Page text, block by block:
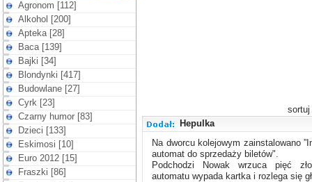
Agronom [112]
Alkohol [200]
Apteka [28]
Baca [139]
Bajki [34]
Blondynki [417]
Budowlane [27]
Cyrk [23]
Czarny humor [83]
Dzieci [133]
Eskimosi [10]
Euro 2012 [15]
Fraszki [86]
Hepulka
Na dworcu kolejowym zainstalowano
automat do sprzedaży biletów".
Podchodzi Nowak wrzuca pięć
automatu wypada kartka i rozlega się